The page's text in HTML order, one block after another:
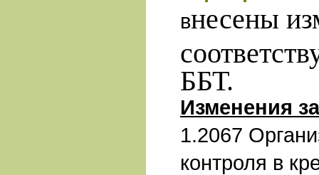
внесены
ББТ.
Изменения
1.2067
контроля в